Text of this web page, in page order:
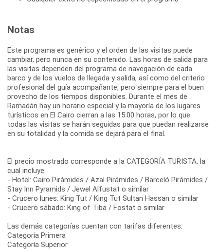
Notas
Este programa es genérico y el orden de las visitas puede
cambiar, pero nunca en su contenido. Las horas de salida para
las visitas dependen del programa de navegación de cada
barco y de los vuelos de llegada y salida, así como del criterio
profesional del guía acompañante, pero siempre para el buen
provecho de los tiempos disponibles. Durante el mes de
Ramadán hay un horario especial y la mayoría de los lugares
turísticos en El Cairo cierran a las 15.00 horas, por lo que
todas las visitas se harán seguidas para que puedan realizarse
en su totalidad y la comida se dejará para el final.
El precio mostrado corresponde a la CATEGORÍA TURISTA, la
cual incluye:
- Hotel: Cairo Pirámides / Azal Pirámides / Barceló Pirámides /
Stay Inn Pyramids / Jewel Alfustat o similar
- Crucero lunes: King Tut / King Tut Sultan Hassan o similar
- Crucero sábado: King of Tiba / Fostat o similar
Las demás categorías cuentan con tarifas diferentes:
Categoría Primera
Categoría Superior